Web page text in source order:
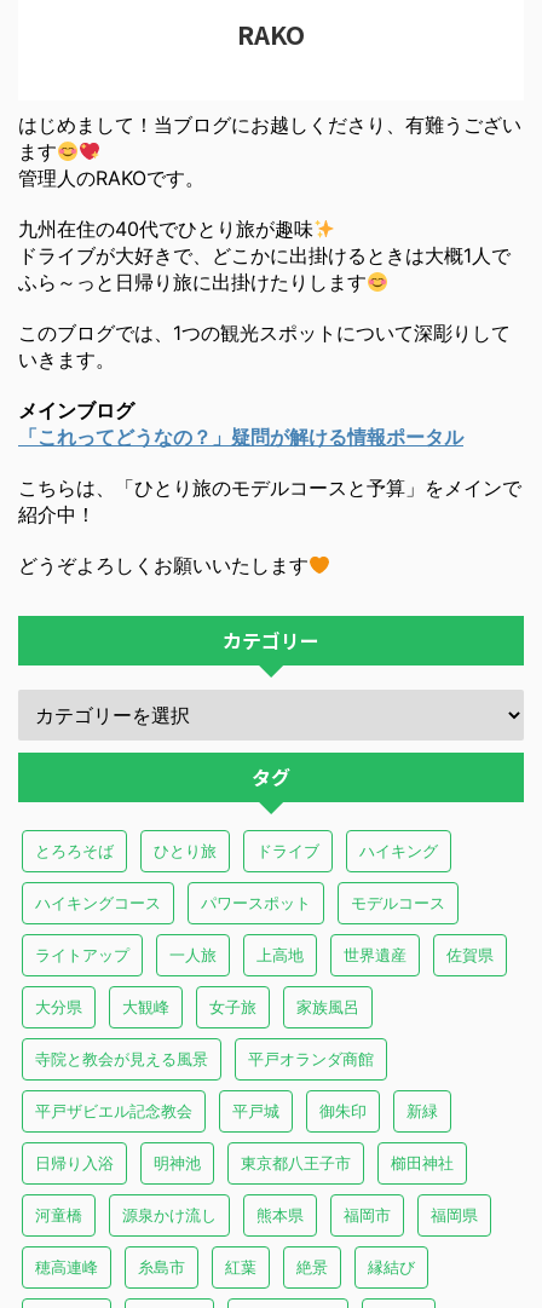
RAKO
はじめまして！当ブログにお越しくださり、有難うござい
ます
管理人のRAKOです。
九州在住の40代でひとり旅が趣味
ドライブが大好きで、どこかに出掛けるときは大概1人で
ふら～っと日帰り旅に出掛けたりします
このブログでは、1つの観光スポットについて深彫りして
いきます。
メインブログ
「これってどうなの？」疑問が解ける情報ポータル
こちらは、「ひとり旅のモデルコースと予算」をメインで
紹介中！
どうぞよろしくお願いいたします
カテゴリー
タグ
とろろそば ひとり旅 ドライブ ハイキング
ハイキングコース パワースポット モデルコース
ライトアップ 一人旅 上高地 世界遺産 佐賀県
大分県 大観峰 女子旅 家族風呂
寺院と教会が見える風景 平戸オランダ商館
平戸ザビエル記念教会 平戸城 御朱印 新緑
日帰り入浴 明神池 東京都八王子市 櫛田神社
河童橋 源泉かけ流し 熊本県 福岡市 福岡県
穂高連峰 糸島市 紅葉 絶景 縁結び